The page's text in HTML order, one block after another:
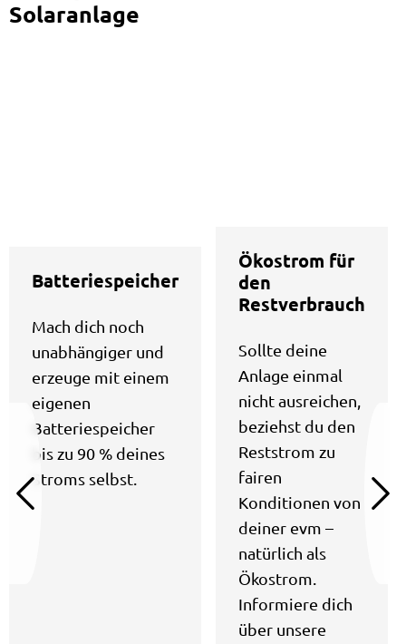
Solaranlage
Batteriespeicher
Mach dich noch
unabhängiger und
erzeuge mit einem
eigenen
Batteriespeicher
bis zu 90 % deines
Stroms selbst.
Ökostrom für
den
Restverbrauch
Sollte deine
Anlage einmal
nicht ausreichen,
beziehst du den
Reststrom zu
fairen
Konditionen von
deiner evm –
natürlich als
Ökostrom.
Informiere dich
über unsere